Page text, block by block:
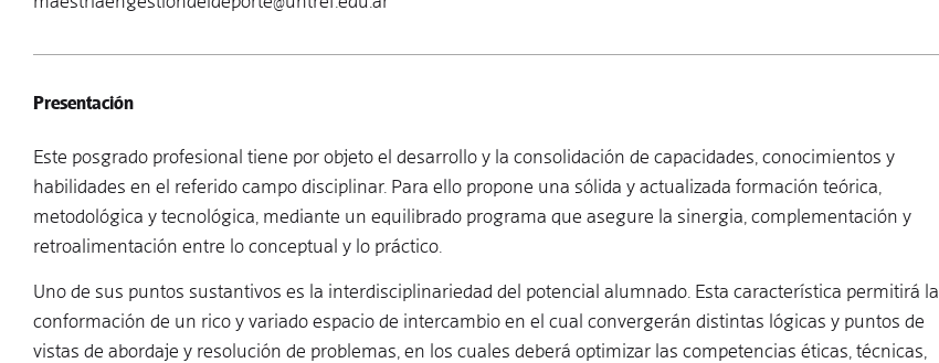
Presentación
Este posgrado profesional tiene por objeto el desarrollo y la consolidación de capacidades, conocimientos y
habilidades en el referido campo disciplinar. Para ello propone una sólida y actualizada formación teórica,
metodológica y tecnológica, mediante un equilibrado programa que asegure la sinergia, complementación y
retroalimentación entre lo conceptual y lo práctico.
Uno de sus puntos sustantivos es la interdisciplinariedad del potencial alumnado. Esta característica permitirá la
conformación de un rico y variado espacio de intercambio en el cual convergerán distintas lógicas y puntos de
vistas de abordaje y resolución de problemas, en los cuales deberá optimizar las competencias éticas, técnicas,